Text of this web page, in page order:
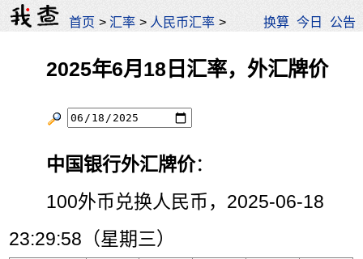
首页 >汇率 > 人民币汇率 > 换算 今日 公告
2025年6月18日汇率，外汇牌价
中国银行外汇牌价：
100外币兑换人民币，2025-06-18
23:29:58（星期三）